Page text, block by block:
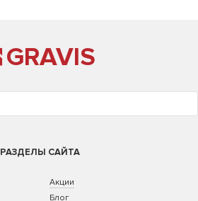
GRAVIS
РАЗДЕЛЫ САЙТА
Акции
Блог